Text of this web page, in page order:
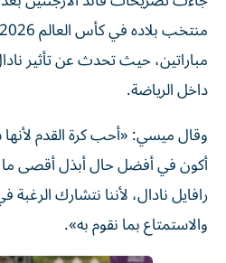
مباراتين، حيث تحدث عن تأثير
داخل الرياضة.
وقال ميسي: «أحب كرة القدم
أكون في أفضل حال أبذل أقصى ما
رافايل نادال، لأننا نتشارك
والاستمتاع بما نقوم به».